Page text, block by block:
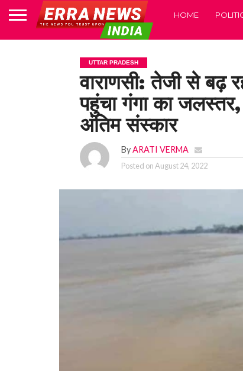
HOME
UTTAR PRADESH
वाराणसी: तेजी से बढ़
पहुंचा गंगा का जलस्तर,
अंतिम संस्कार
ByARATI VERMA
Posted onAugust 24, 2022